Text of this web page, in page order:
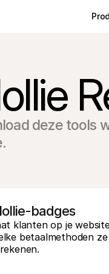
deze tools
badges
klanten op je
betaalmethoden